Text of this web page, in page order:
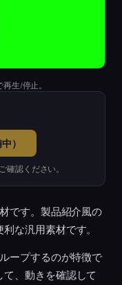
生/停止。
）
確認ください。
です。製品紹介風の
な汎用素材です。
ープするのが特徴で
、動きを確認して